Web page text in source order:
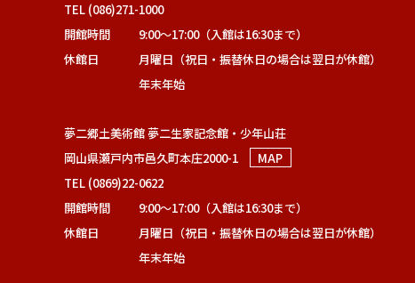
TEL (086)271-1000
開館時間
9:00～17:00（入館は16:30まで）
休館日
月曜日（祝日・振替休日の場合は翌日が休館）
年末年始
夢二郷土美術館 夢二生家記念館・少年山荘
岡山県瀬戸内市邑久町本庄2000-1
MAP
TEL (0869)22-0622
開館時間
9:00～17:00（入館は16:30まで）
休館日
月曜日（祝日・振替休日の場合は翌日が休館）
年末年始